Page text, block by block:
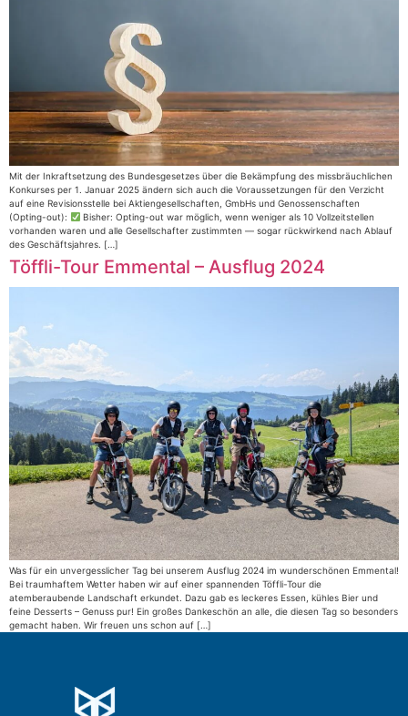
Mit der Inkraftsetzung des Bundesgesetzes über die Bekämpfung des missbräuchlichen
Konkurses per 1. Januar 2025 ändern sich auch die Voraussetzungen für den Verzicht
auf eine Revisionsstelle bei Aktiengesellschaften, GmbHs und Genossenschaften
(Opting-out):
Bisher: Opting-out war möglich, wenn weniger als 10 Vollzeitstellen
vorhanden waren und alle Gesellschafter zustimmten — sogar rückwirkend nach Ablauf
des Geschäftsjahres. […]
Töffli-Tour Emmental – Ausflug 2024
Was für ein unvergesslicher Tag bei unserem Ausflug 2024 im wunderschönen Emmental!
Bei traumhaftem Wetter haben wir auf einer spannenden Töffli-Tour die
atemberaubende Landschaft erkundet. Dazu gab es leckeres Essen, kühles Bier und
feine Desserts – Genuss pur! Ein großes Dankeschön an alle, die diesen Tag so besonders
gemacht haben. Wir freuen uns schon auf […]